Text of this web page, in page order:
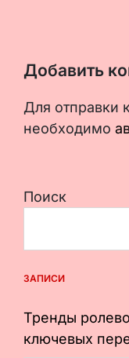
Добавить
Для отправки
необходимо
Поиск
ЗАПИСИ
Тренды
ключевых